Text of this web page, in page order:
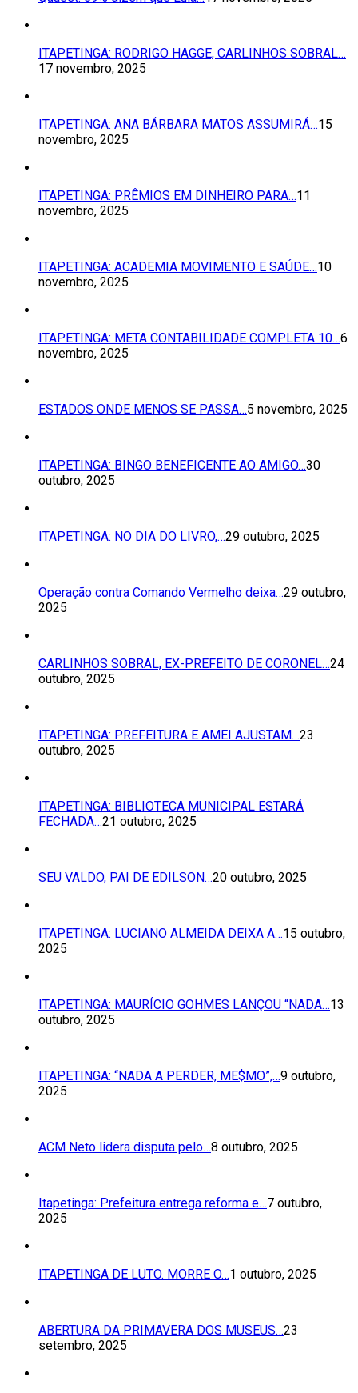
ITAPETINGA: RODRIGO HAGGE, CARLINHOS SOBRAL…
17 novembro, 2025
ITAPETINGA: ANA BÁRBARA MATOS ASSUMIRÁ…15
novembro, 2025
ITAPETINGA: PRÊMIOS EM DINHEIRO PARA…11
novembro, 2025
ITAPETINGA: ACADEMIA MOVIMENTO E SAÚDE…10
novembro, 2025
ITAPETINGA: META CONTABILIDADE COMPLETA 10…6
novembro, 2025
ESTADOS ONDE MENOS SE PASSA…5 novembro, 2025
ITAPETINGA: BINGO BENEFICENTE AO AMIGO…30
outubro, 2025
ITAPETINGA: NO DIA DO LIVRO,…29 outubro, 2025
Operação contra Comando Vermelho deixa…29 outubro,
2025
CARLINHOS SOBRAL, EX-PREFEITO DE CORONEL…24
outubro, 2025
ITAPETINGA: PREFEITURA E AMEI AJUSTAM…23
outubro, 2025
ITAPETINGA: BIBLIOTECA MUNICIPAL ESTARÁ
FECHADA…21 outubro, 2025
SEU VALDO, PAI DE EDILSON…20 outubro, 2025
ITAPETINGA: LUCIANO ALMEIDA DEIXA A…15 outubro,
2025
ITAPETINGA: MAURÍCIO GOHMES LANÇOU “NADA…13
outubro, 2025
ITAPETINGA: “NADA A PERDER, ME$MO”,…9 outubro,
2025
ACM Neto lidera disputa pelo…8 outubro, 2025
Itapetinga: Prefeitura entrega reforma e…7 outubro,
2025
ITAPETINGA DE LUTO. MORRE O…1 outubro, 2025
ABERTURA DA PRIMAVERA DOS MUSEUS…23
setembro, 2025